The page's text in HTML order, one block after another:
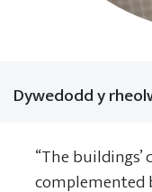
Dywedodd y
“The
complemented